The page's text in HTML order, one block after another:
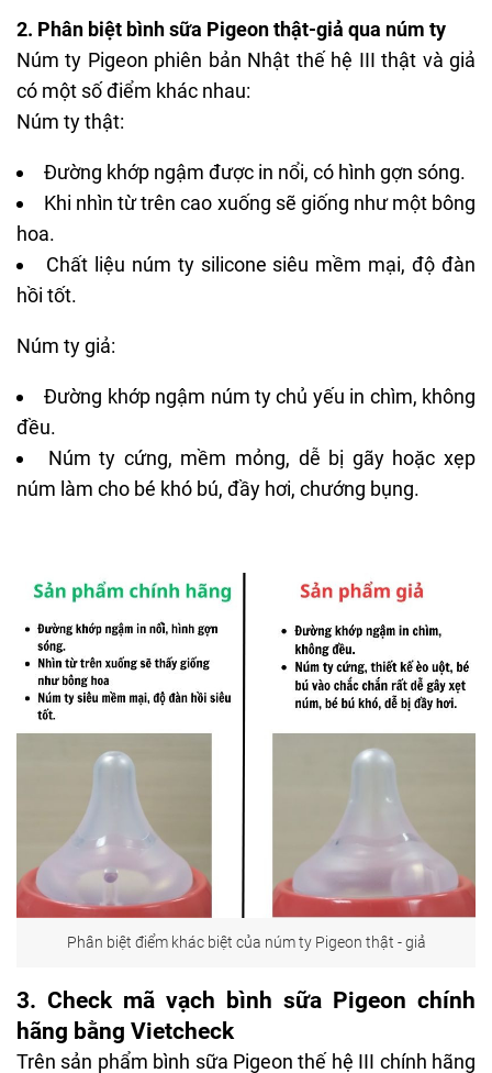
2. Phân biệt bình sữa Pigeon thật-giả qua núm ty
Núm ty Pigeon phiên bản Nhật thế hệ III thật và giả
có một số điểm khác nhau:
Núm ty thật:
Đường khớp ngậm được in nổi, có hình gợn sóng.
Khi nhìn từ trên cao xuống sẽ giống như một bông
hoa.
Chất liệu núm ty silicone siêu mềm mại, độ đàn
hồi tốt.
Núm ty giả:
Đường khớp ngậm núm ty chủ yếu in chìm, không
đều.
Núm ty cứng, mềm mỏng, dễ bị gãy hoặc xẹp
núm làm cho bé khó bú, đầy hơi, chướng bụng.
Phân biệt điểm khác biệt của núm ty Pigeon thật - giả
3. Check mã vạch bình sữa Pigeon chính
hãng bằng Vietcheck
Trên sản phẩm bình sữa Pigeon thế hệ III chính hãng